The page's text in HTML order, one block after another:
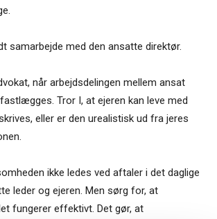
samarbejde med den ansatte direktør.
når arbejdsdelingen mellem ansat
Tror I, at ejeren kan leve med
eller er den urealistisk ud fra jeres
ikke ledes ved aftaler i det daglige
leder og ejeren. Men sørg for, at
fungerer effektivt. Det gør, at